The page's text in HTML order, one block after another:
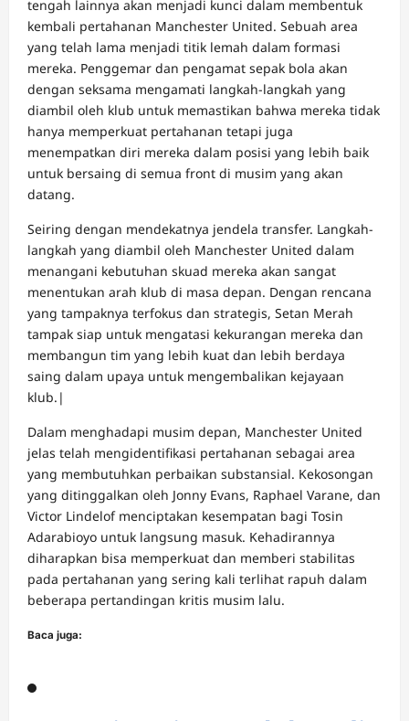
tengah lainnya akan menjadi kunci dalam membentuk
kembali pertahanan Manchester United. Sebuah area
yang telah lama menjadi titik lemah dalam formasi
mereka. Penggemar dan pengamat sepak bola akan
dengan seksama mengamati langkah-langkah yang
diambil oleh klub untuk memastikan bahwa mereka tidak
hanya memperkuat pertahanan tetapi juga
menempatkan diri mereka dalam posisi yang lebih baik
untuk bersaing di semua front di musim yang akan
datang.
Seiring dengan mendekatnya jendela transfer. Langkah-
langkah yang diambil oleh Manchester United dalam
menangani kebutuhan skuad mereka akan sangat
menentukan arah klub di masa depan. Dengan rencana
yang tampaknya terfokus dan strategis, Setan Merah
tampak siap untuk mengatasi kekurangan mereka dan
membangun tim yang lebih kuat dan lebih berdaya
saing dalam upaya untuk mengembalikan kejayaan
klub.|
Dalam menghadapi musim depan, Manchester United
jelas telah mengidentifikasi pertahanan sebagai area
yang membutuhkan perbaikan substansial. Kekosongan
yang ditinggalkan oleh Jonny Evans, Raphael Varane, dan
Victor Lindelof menciptakan kesempatan bagi Tosin
Adarabioyo untuk langsung masuk. Kehadirannya
diharapkan bisa memperkuat dan memberi stabilitas
pada pertahanan yang sering kali terlihat rapuh dalam
beberapa pertandingan kritis musim lalu.
Baca juga: